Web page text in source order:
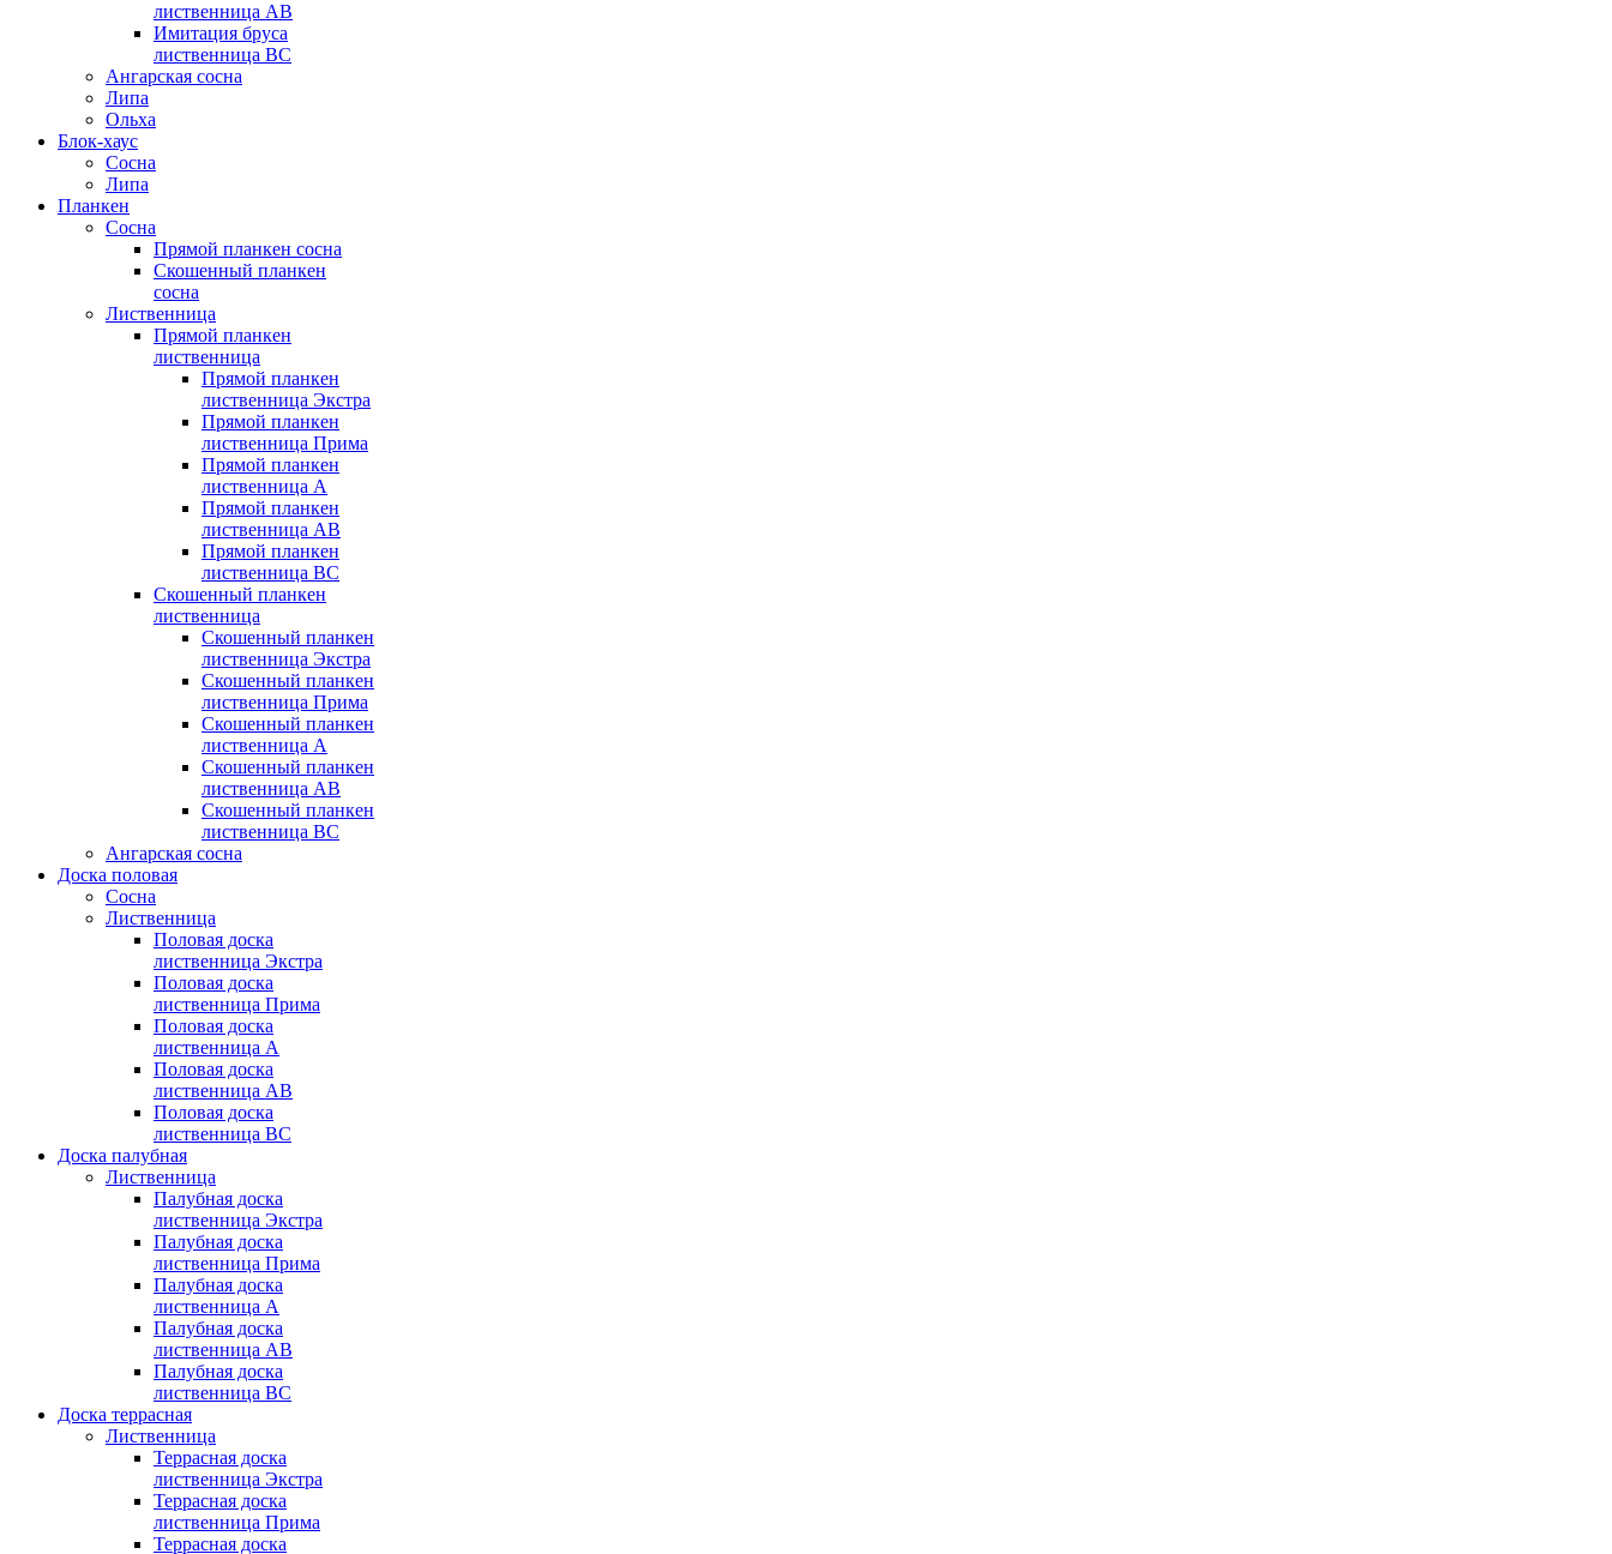
лиственница АB
Имитация бруса
лиственница BC
Ангарская сосна
Липа
Ольха
Блок-хаус
Сосна
Липа
Планкен
Сосна
Прямой планкен сосна
Скошенный планкен
сосна
Лиственница
Прямой планкен
лиственница
Прямой планкен
лиственница Экстра
Прямой планкен
лиственница Прима
Прямой планкен
лиственница А
Прямой планкен
лиственница AB
Прямой планкен
лиственница BC
Скошенный планкен
лиственница
Скошенный планкен
лиственница Экстра
Скошенный планкен
лиственница Прима
Скошенный планкен
лиственница А
Скошенный планкен
лиственница AB
Скошенный планкен
лиственница BC
Ангарская сосна
Доска половая
Сосна
Лиственница
Половая доска
лиственница Экстра
Половая доска
лиственница Прима
Половая доска
лиственница А
Половая доска
лиственница АB
Половая доска
лиственница BC
Доска палубная
Лиственница
Палубная доска
лиственница Экстра
Палубная доска
лиственница Прима
Палубная доска
лиственница А
Палубная доска
лиственница АB
Палубная доска
лиственница BC
Доска террасная
Лиственница
Террасная доска
лиственница Экстра
Террасная доска
лиственница Прима
Террасная доска